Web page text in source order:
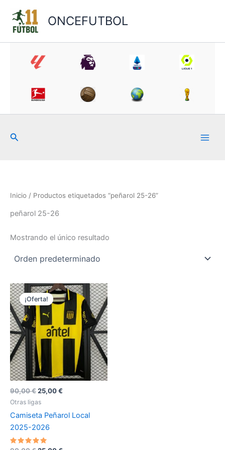
contenido
ONCEFUTBOL
Buscar
Inicio / Productos etiquetados “peñarol 25-26”
peñarol 25-26
Mostrando el único resultado
90,00€El
original
era:
90,00 €.
25,00€
es:
¡Oferta!
Otras ligas
Camiseta Peñarol Local
2025-2026